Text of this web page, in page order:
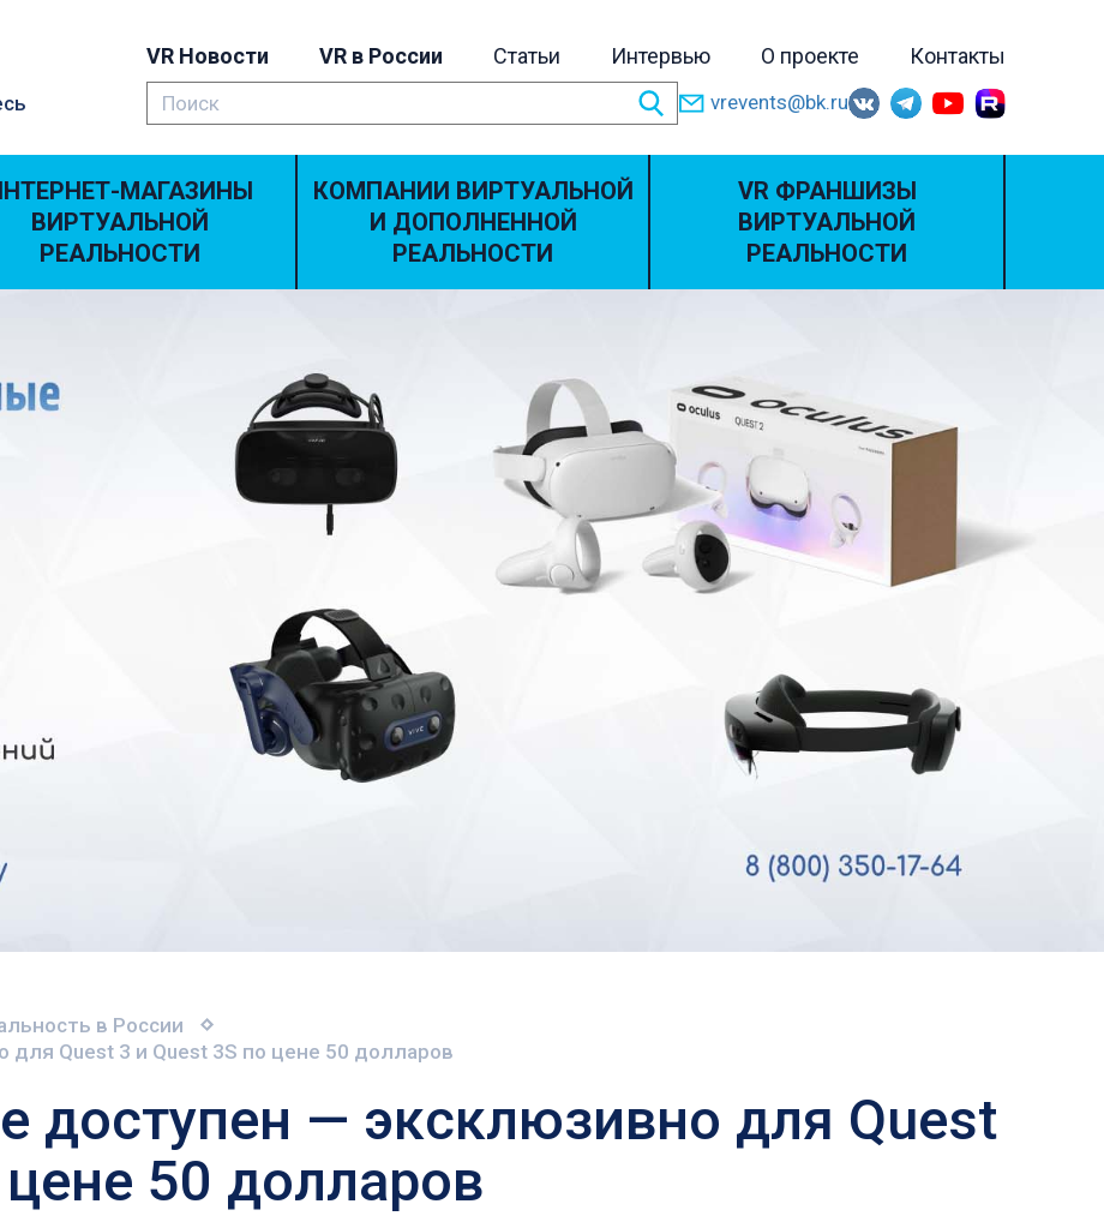
VR Новости VR в России Статьи Интервью О проекте Контакты
vrevents@bk.ru
МАГАЗИНЫ
ВИРТУАЛЬНОЙ
РЕАЛЬНОСТИ
КОМПАНИИ ВИРТУАЛЬНОЙ
И ДОПОЛНЕННОЙ
РЕАЛЬНОСТИ
VR ФРАНШИЗЫ
ВИРТУАЛЬНОЙ
РЕАЛЬНОСТИ
в России
для Quest 3 и Quest 3S по цене 50 долларов
доступен — эксклюзивно для Quest
50 долларов